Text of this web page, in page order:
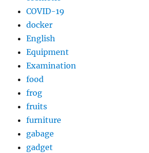
COVID-19
docker
English
Equipment
Examination
food
frog
fruits
furniture
gabage
gadget